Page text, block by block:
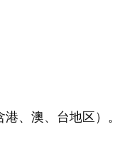
港、澳、台地区）。